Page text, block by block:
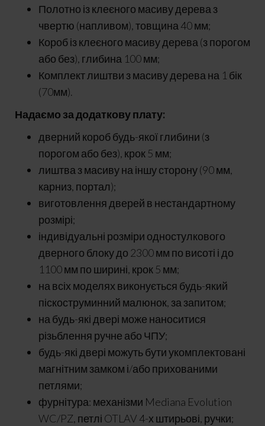
Полотно із клеєного масиву дерева з
чвертю (напливом), товщина 40 мм;
Короб із клеєного масиву дерева (з порогом
або без), глибина 100 мм;
Комплект лиштви з масиву дерева на 1 бік
(70мм).
Надаємо за додаткову плату:
дверний короб будь-якої глибини (з
порогом або без), крок 5 мм;
лиштва з масиву на іншу сторону (90 мм,
карниз, портал);
виготовлення дверей в нестандартному
розмірі;
індивідуальні розміри одностулкового
дверного блоку до 2300 мм по висоті і до
1100 мм по ширині, крок 5 мм;
на всіх моделях виконується будь-який
піскоструминний малюнок, за запитом;
на будь-які двері може наноситися
різьблення ручне або ЧПУ;
будь-які двері можуть бути укомплектовані
магнітним замком і/або прихованими
петлями;
фурнітура: механізми Mediana Evolution
WC/PZ, петлі OTLAV 4-х штирьові, ручки;